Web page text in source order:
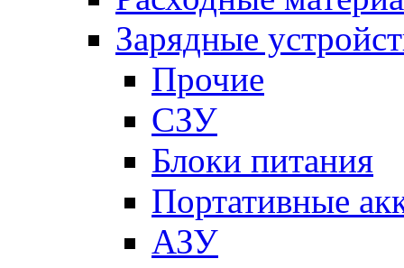
Зарядные
Прочие
СЗУ
Блоки питания
Портативные
АЗУ